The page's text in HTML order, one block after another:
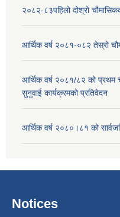
२०८२-८३पहिलो दोश्रो
आर्थिक वर्ष २०८१-०८२ तेस्रो
आर्थिक वर्ष २०८१/८२ को प्रथम
सुनुवाई कार्यक्रमको प्रतिवेदन
आर्थिक वर्ष २०८०।८१ को
Notices